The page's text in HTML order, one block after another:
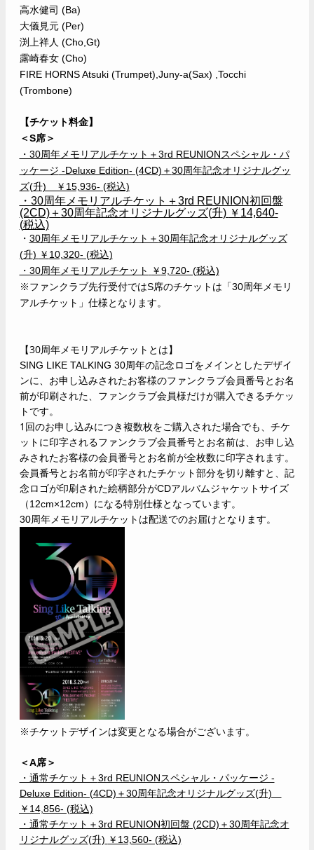
高水健司 (Ba)
大儀見元 (Per)
渕上祥人 (Cho,Gt)
露崎春女 (Cho)
FIRE HORNS Atsuki (Trumpet),Juny-a(Sax) ,Tocchi
(Trombone)
【チケット料金】
＜S席＞
・30周年メモリアルチケット＋ 3rd REUNION スペシャル・パ
ッケージ -Deluxe Edition- (4CD) ＋ 30周年記念オリジナルグッ
ズ(升) ￥15,936- (税込)
・30周年メモリアルチケット＋3rd REUNION初回盤
(2CD)＋30周年記念オリジナルグッズ(升) ￥ 14,640-
(税込)
・ 30周年メモリアルチケット＋ 30周年記念オリジナルグッズ
(升) ￥ 10,320- (税込)
・30周年メモリアルチケット
￥ 9,720- (税込)
※ファンクラブ先行受付ではS席のチケットは「 30周年メモリ
アルチケット」仕様となります。
【30周年メモリアルチケットとは】
SING LIKE TALKING 30周年の記念ロゴをメインとしたデザイ
ンに、お申し込みされたお客様のファンクラブ会員番号とお名
前が印刷された、ファンクラブ会員様だけが購入できるチケッ
トです。
1回のお申し込みにつき複数枚をご購入された場合でも、チケ
ットに印字されるファンクラブ会員番号とお名前は、お申し込
みされたお客様の会員番号とお名前が全枚数に印字されます。
会員番号とお名前が印字されたチケット部分を切り離すと、記
念ロゴが印刷された絵柄部分がCDアルバムジャケットサイズ
（12cm×12cm）になる特別仕様となっています。
30周年メモリアルチケットは配送でのお届けとなります。
※チケットデザインは変更となる場合がございます。
＜A席＞
・通常チケット＋3rd REUNIONスペシャル・パッケージ -
Deluxe Edition- (4CD) ＋30周年記念オリジナルグッズ(升)
￥14,856- (税込)
・通常チケット＋3rd REUNION初回盤 (2CD)＋30周年記念オ
リジナルグッズ(升) ￥13,560- (税込)